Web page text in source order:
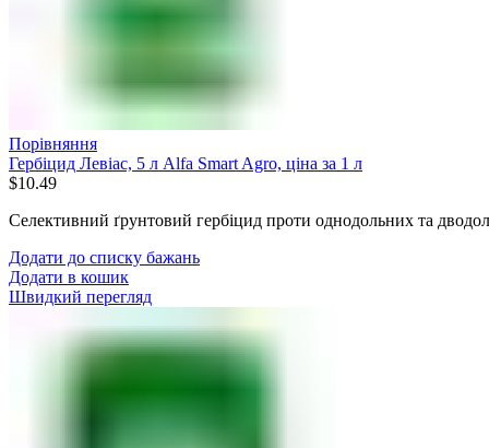
Порівняння
Гербіцид Левіас, 5 л Alfa Smart Agro, ціна за 1 л
$10.49
Селективний ґрунтовий гербіцид проти однодольних та
Додати до списку бажань
Додати в кошик
Швидкий перегляд